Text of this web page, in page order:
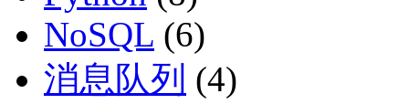
NoSQL (6)
消息队列 (4)